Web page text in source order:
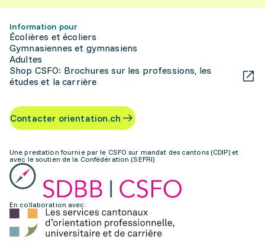
Information pour
Écolières et écoliers
Gymnasiennes et gymnasiens
Adultes
Shop CSFO: Brochures sur les professions, les
études et la carrière
Contacter orientation.ch
Une prestation fournie par le CSFO sur mandat des cantons (CDIP) et
avec le soutien de la Confédération (SEFRI)
En collaboration avec: